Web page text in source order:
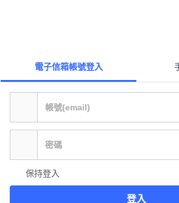
電子信箱帳號登入
保持登入
登入